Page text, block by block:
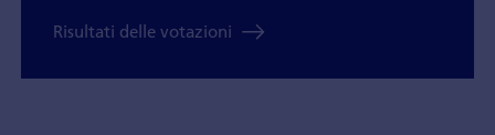
Risultati delle votazioni